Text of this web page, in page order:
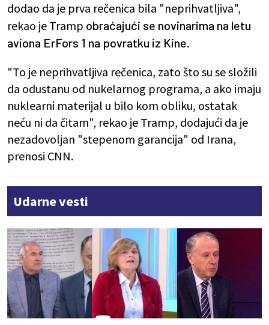
dodao da je prva rečenica bila "neprihvatljiva",
rekao je Tramp obraćajući se novinarima na letu
aviona ErFors 1 na povratku iz Kine.
"To je neprihvatljiva rečenica, zato što su se složili
da odustanu od nukelarnog programa, a ako imaju
nuklearni materijal u bilo kom obliku, ostatak
neću ni da čitam", rekao je Tramp, dodajući da je
nezadovoljan "stepenom garancija" od Irana,
prenosi CNN.
Udarne vesti